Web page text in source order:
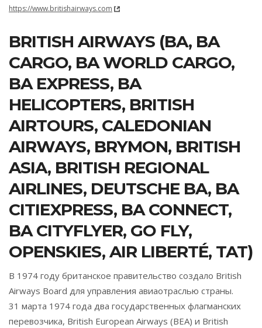
https://www.britishairways.com
BRITISH AIRWAYS (BA, BA
CARGO, BA WORLD CARGO,
BA EXPRESS, BA
HELICOPTERS, BRITISH
AIRTOURS, CALEDONIAN
AIRWAYS, BRYMON, BRITISH
ASIA, BRITISH REGIONAL
AIRLINES, DEUTSCHE BA, BA
CITIEXPRESS, BA CONNECT,
BA CITYFLYER, GO FLY,
OPENSKIES, AIR LIBERTÉ, TAT)
В 1974 году британское правительство создало British
Airways Board для управления авиаотраслью страны.
31 марта 1974 года два государственных флагманских
перевозчика, British European Airways (BEA) и British